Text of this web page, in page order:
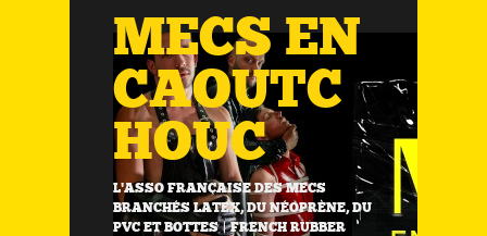
MECS EN
CAOUTC
HOUC
L'ASSO FRANÇAISE DES MECS
BRANCHÉS LATEX, DU NÉOPRÈNE, DU
PVC ET BOTTES | FRENCH RUBBER